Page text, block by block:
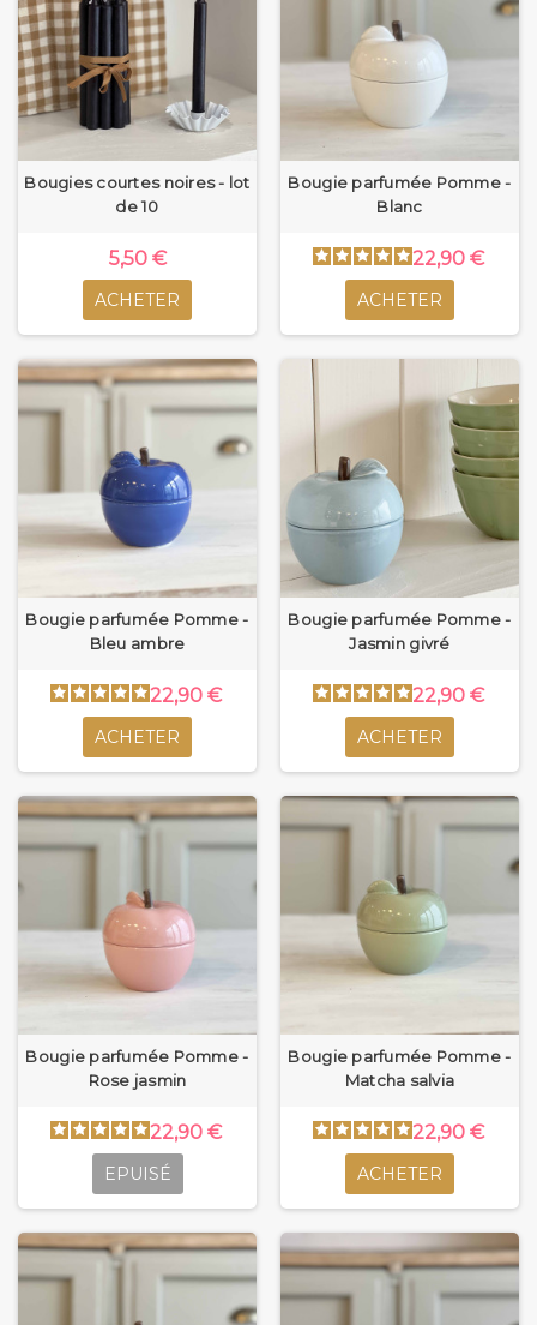
Bougies courtes noires - lot
de 10
5,50 €
ACHETER
Bougie parfumée Pomme -
Blanc
22,90 €
ACHETER
Bougie parfumée Pomme -
Bleu ambre
22,90 €
ACHETER
Bougie parfumée Pomme -
Jasmin givré
22,90 €
ACHETER
Bougie parfumée Pomme -
Rose jasmin
22,90 €
EPUISÉ
Bougie parfumée Pomme -
Matcha salvia
22,90 €
ACHETER